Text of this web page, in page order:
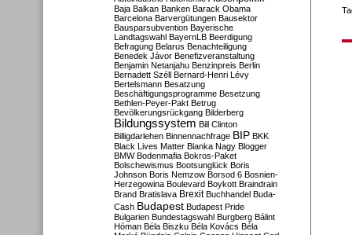
Baja Balkan Banken Barack Obama
Barcelona Barvergütungen Bausektor
Bausparsubvention Bayerische
Landtagswahl BayernLB Beerdigung
Befragung Belarus Benachteiligung
Benedek Jávor Benefizveranstaltung
Benjamin Netanjahu Benzinpreis Berlin
Bernadett Széll Bernard-Henri Lévy
Bertelsmann Besatzung
Beschäftigungsprogramme Besetzung
Bethlen-Peyer-Pakt Betrug
Bevölkerungsrückgang Bilderberg
Bildungssystem Bill Clinton
Billigdarlehen Binnennachfrage BIP BKK
Black Lives Matter Blanka Nagy Blogger
BMW Bodenmafia Bokros-Paket
Bolschewismus Bootsunglück Boris
Johnson Boris Nemzow Borsod 6 Bosnien-
Herzegowina Boulevard Boykott Braindrain
Brand Bratislava Brexit Buchhandel Buda-
Cash Budapest Budapest Pride
Bulgarien Bundestagswahl Burgberg Bálint
Hóman Béla Biszku Béla Kovács Béla